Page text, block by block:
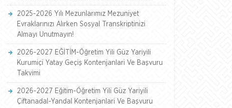
2025-2026 Yılı Mezunlarımız Mezuniyet
Evraklarınızı Alırken Sosyal Transkriptinizi
Almayı Unutmayın!
2026-2027 EĞİTİM-Öğretim Yili Güz Yariyili
Kurumiçi Yatay Geçiş Kontenjanlari Ve Başvuru
Takvimi
2026-2027 Eğitim-Öğretim Yili Güz Yariyili
Çiftanadal-Yandal Kontenjanlari Ve Başvuru